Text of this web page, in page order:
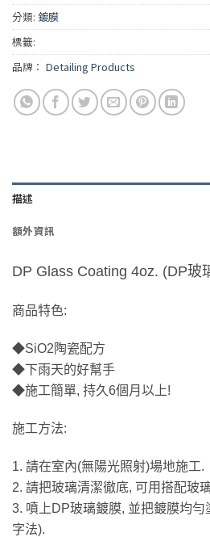
分類: 鍍膜
標籤:
品牌： Detailing Products
描述
額外資訊
DP Glass Coating 4oz. (DP玻
商品特色:
◆SiO2陶瓷配方
◆下雨天的好幫手
◆施工簡單, 持久6個月以上!
施工方法:
1. 請在室內(無陽光照射)場地施工.
2. 請把玻璃清潔徹底, 可用搭配玻
3. 噴上DP玻璃鍍膜, 並把鍍膜均勻
字法).